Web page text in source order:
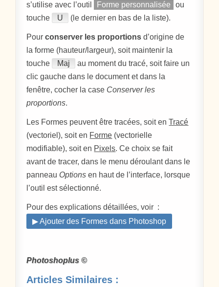
s’utilise avec l’outil
Forme personnalisée
ou
touche
U (le dernier en bas de la liste).
Pourconserver les proportions d’origine de
la forme (hauteur/largeur), soit maintenir la
touche
Maj
au moment du tracé, soit faire un
clic gauche dans le document et dans la
fenêtre, cocher la case Conserver les
proportions.
Les Formes peuvent être tracées, soit enTracé
(vectoriel), soit en Forme (vectorielle
modifiable), soit en Pixels. Ce choix se fait
avant de tracer, dans le menu déroulant dans le
panneau Options en haut de l’interface, lorsque
l’outil est sélectionné.
Pour des explications détaillées, voir :
▶ Ajouter des Formes dans Photoshop
Photoshoplus ©
Articles Similaires :